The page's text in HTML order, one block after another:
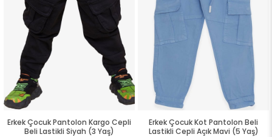
Erkek Çocuk Pantolon Kargo Cepli
Beli Lastikli Siyah (3 Yaş)
Erkek Çocuk Kot Pantolon Beli
Lastikli Cepli Açık Mavi (5 Yaş)